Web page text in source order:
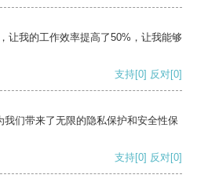
让我的工作效率提高了50%，让我能够
支持[0] 反对[0]
们带来了无限的隐私保护和安全性保
支持[0] 反对[0]